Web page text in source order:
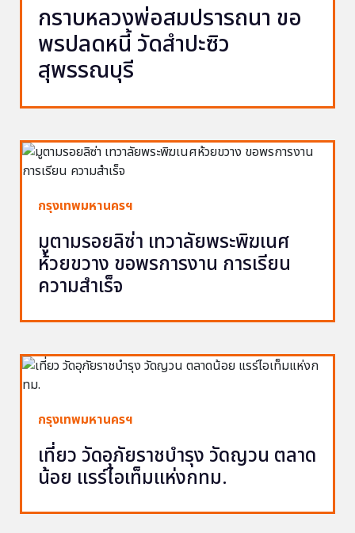
กราบหลวงพ่อสมปรารถนา ขอ
พรปลดหนี้ วัดสำปะซิว
สุพรรณบุรี
กรุงเทพมหานครฯ
มูตามรอยลิซ่า เทวาลัยพระพิฆเนศ
ห้วยขวาง ขอพรการงาน การเรียน
ความสำเร็จ
กรุงเทพมหานครฯ
เที่ยว วัดอุภัยราชบำรุง วัดญวน ตลาด
น้อย แรร์ไอเท็มแห่งกทม.